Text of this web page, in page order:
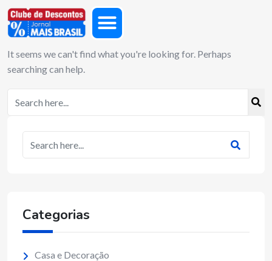
It seems we can't find what you're looking for. Perhaps
searching can help.
Categorias
Casa e Decoração